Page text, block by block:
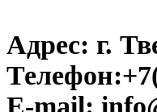
Адрес: г.
Телефон: